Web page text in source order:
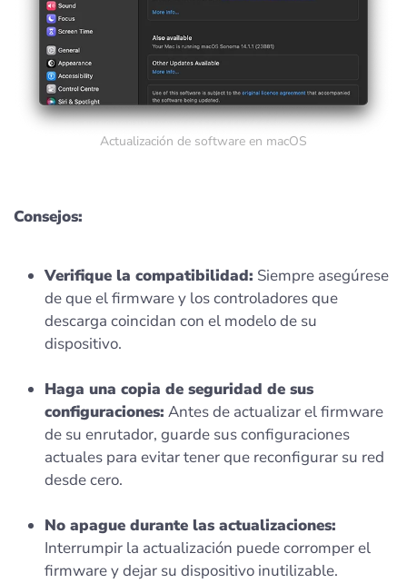
Actualización de software en macOS
Consejos:
Verifique la compatibilidad: Siempre asegúrese
de que el firmware y los controladores que
descarga coincidan con el modelo de su
dispositivo.
Haga una copia de seguridad de sus
configuraciones: Antes de actualizar el firmware
de su enrutador, guarde sus configuraciones
actuales para evitar tener que reconfigurar su red
desde cero.
No apague durante las actualizaciones:
Interrumpir la actualización puede corromper el
firmware y dejar su dispositivo inutilizable.